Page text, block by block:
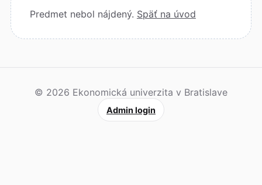
Predmet nebol nájdený. Späť na úvod
© 2026 Ekonomická univerzita v Bratislave
Admin login